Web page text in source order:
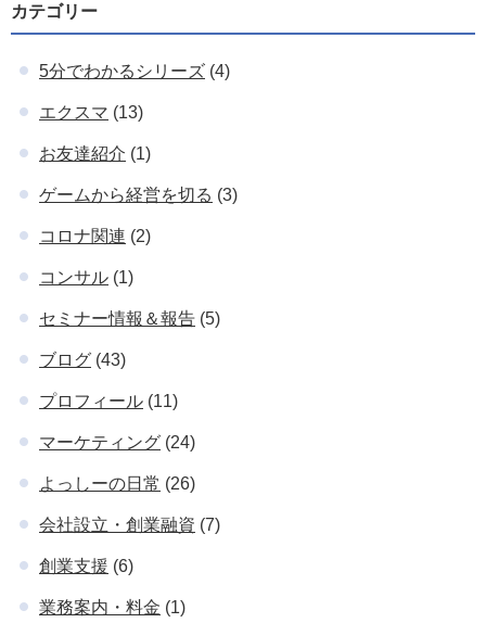
カテゴリー
5分でわかるシリーズ (4)
エクスマ (13)
お友達紹介 (1)
ゲームから経営を切る (3)
コロナ関連 (2)
コンサル (1)
セミナー情報＆報告 (5)
ブログ (43)
プロフィール (11)
マーケティング (24)
よっしーの日常 (26)
会社設立・創業融資 (7)
創業支援 (6)
業務案内・料金 (1)